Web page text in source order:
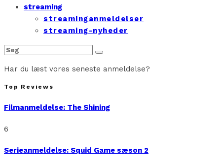
streaming
streaminganmeldelser
streaming-nyheder
Har du læst vores seneste anmeldelse?
Top Reviews
Filmanmeldelse: The Shining
6
Serieanmeldelse: Squid Game sæson 2